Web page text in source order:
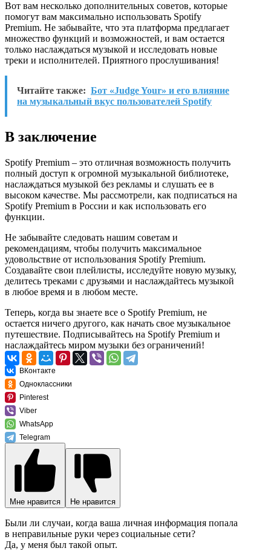
Вот вам несколько дополнительных советов, которые
помогут вам максимально использовать Spotify
Premium. Не забывайте, что эта платформа предлагает
множество функций и возможностей, и вам остается
только наслаждаться музыкой и исследовать новые
треки и исполнителей. Приятного прослушивания!
Читайте также: Бот «Judge Your» и его влияние
на музыкальный вкус пользователей Spotify
В заключение
Spotify Premium – это отличная возможность получить
полный доступ к огромной музыкальной библиотеке,
наслаждаться музыкой без рекламы и слушать ее в
высоком качестве. Мы рассмотрели, как подписаться на
Spotify Premium в России и как использовать его
функции.
Не забывайте следовать нашим советам и
рекомендациям, чтобы получить максимальное
удовольствие от использования Spotify Premium.
Создавайте свои плейлисты, исследуйте новую музыку,
делитесь треками с друзьями и наслаждайтесь музыкой
в любое время и в любом месте.
Теперь, когда вы знаете все о Spotify Premium, не
остается ничего другого, как начать свое музыкальное
путешествие. Подписывайтесь на Spotify Premium и
наслаждайтесь миром музыки без ограничений!
ВКонтакте
Одноклассники
Pinterest
Viber
WhatsApp
Telegram
Мне нравится Не нравится
Были ли случаи, когда ваша личная информация попала
в неправильные руки через социальные сети?
Да, у меня был такой опыт.